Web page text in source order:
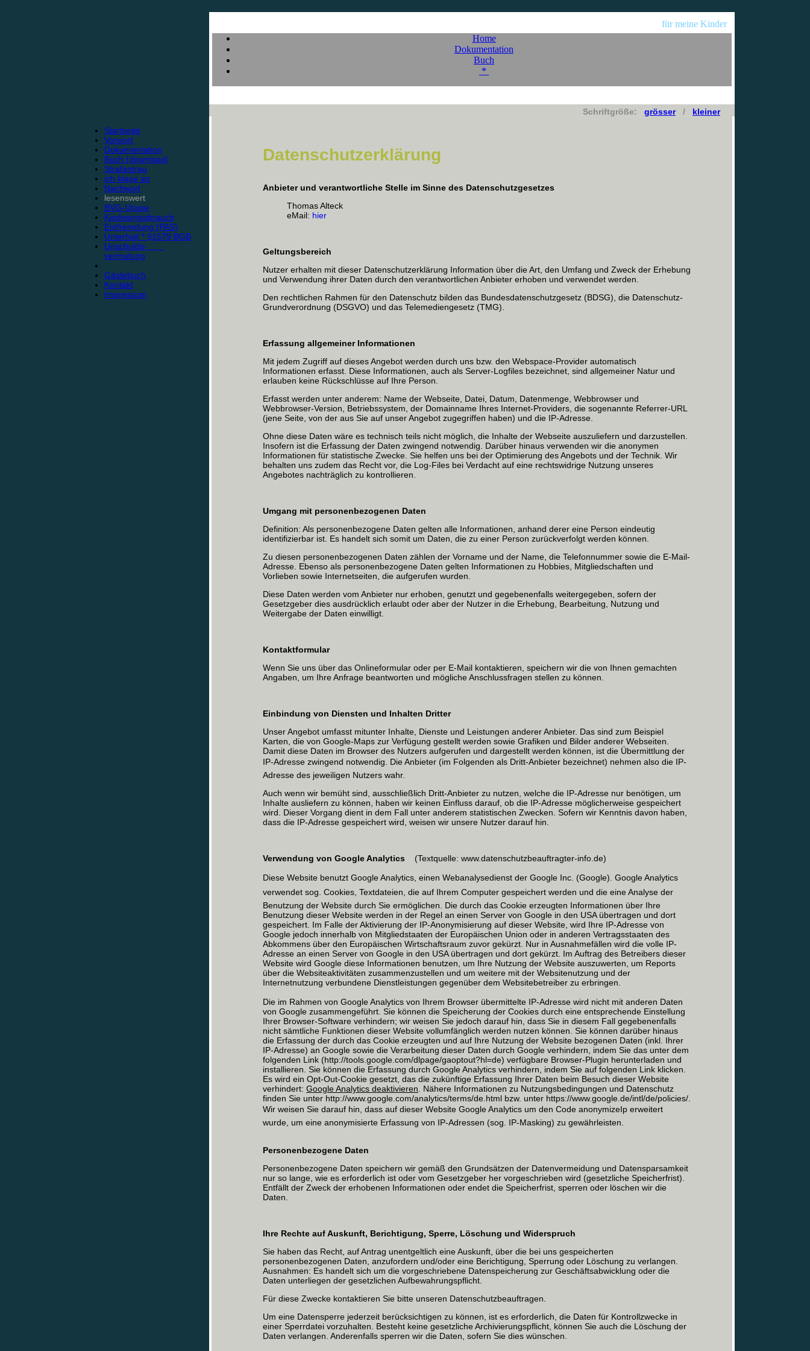
für meine Kinder
Home
Dokumentation
Buch
*
Startseite
Vorwort
Dokumentation
Buch (download)
Strafantrag
ich klage an
Nachwort
lesenswert
BVG-Utopie
Kindesmissbrauch
Entfremdung (PAS)
Unterhalt * §1579 BGB
Unschulds-
vermutung
Gästebuch
Kontakt
Impressum
Schriftgröße: grösser/ kleiner
Datenschutzerklärung
Anbieter und verantwortliche Stelle im Sinne des Datenschutzgesetzes
Thomas Alteck
eMail: hier
Geltungsbereich
Nutzer erhalten mit dieser Datenschutzerklärung Information über die Art, den Umfang und Zweck der Erhebung
und Verwendung ihrer Daten durch den verantwortlichen Anbieter erhoben und verwendet werden.
Den rechtlichen Rahmen für den Datenschutz bilden das Bundesdatenschutzgesetz (BDSG), die Datenschutz-
Grundverordnung (DSGVO) und das Telemediengesetz (TMG).
Erfassung allgemeiner Informationen
Mit jedem Zugriff auf dieses Angebot werden durch uns bzw. den Webspace-Provider automatisch
Informationen erfasst. Diese Informationen, auch als Server-Logfiles bezeichnet, sind allgemeiner Natur und
erlauben keine Rückschlüsse auf Ihre Person.
Erfasst werden unter anderem: Name der Webseite, Datei, Datum, Datenmenge, Webbrowser und
Webbrowser-Version, Betriebssystem, der Domainname Ihres Internet-Providers, die sogenannte Referrer-URL
(jene Seite, von der aus Sie auf unser Angebot zugegriffen haben) und die IP-Adresse.
Ohne diese Daten wäre es technisch teils nicht möglich, die Inhalte der Webseite auszuliefern und darzustellen.
Insofern ist die Erfassung der Daten zwingend notwendig. Darüber hinaus verwenden wir die anonymen
Informationen für statistische Zwecke. Sie helfen uns bei der Optimierung des Angebots und der Technik. Wir
behalten uns zudem das Recht vor, die Log-Files bei Verdacht auf eine rechtswidrige Nutzung unseres
Angebotes nachträglich zu kontrollieren.
Umgang mit personenbezogenen Daten
Definition: Als personenbezogene Daten gelten alle Informationen, anhand derer eine Person eindeutig
identifizierbar ist. Es handelt sich somit um Daten, die zu einer Person zurückverfolgt werden können.
Zu diesen personenbezogenen Daten zählen der Vorname und der Name, die Telefonnummer sowie die E-Mail-
Adresse. Ebenso als personenbezogene Daten gelten Informationen zu Hobbies, Mitgliedschaften und
Vorlieben sowie Internetseiten, die aufgerufen wurden.
Diese Daten werden vom Anbieter nur erhoben, genutzt und gegebenenfalls weitergegeben, sofern der
Gesetzgeber dies ausdrücklich erlaubt oder aber der Nutzer in die Erhebung, Bearbeitung, Nutzung und
Weitergabe der Daten einwilligt.
Kontaktformular
Wenn Sie uns über das Onlineformular oder per E-Mail kontaktieren, speichern wir die von Ihnen gemachten
Angaben, um Ihre Anfrage beantworten und mögliche Anschlussfragen stellen zu können.
Einbindung von Diensten und Inhalten Dritter
Unser Angebot umfasst mitunter Inhalte, Dienste und Leistungen anderer Anbieter. Das sind zum Beispiel
Karten, die von Google-Maps zur Verfügung gestellt werden sowie Grafiken und Bilder anderer Webseiten.
Damit diese Daten im Browser des Nutzers aufgerufen und dargestellt werden können, ist die Übermittlung der
IP-Adresse zwingend notwendig. Die Anbieter (im Folgenden als Dritt-Anbieter bezeichnet) nehmen also die IP-
Adresse des jeweiligen Nutzers wahr.
Auch wenn wir bemüht sind, ausschließlich Dritt-Anbieter zu nutzen, welche die IP-Adresse nur benötigen, um
Inhalte ausliefern zu können, haben wir keinen Einfluss darauf, ob die IP-Adresse möglicherweise gespeichert
wird. Dieser Vorgang dient in dem Fall unter anderem statistischen Zwecken. Sofern wir Kenntnis davon haben,
dass die IP-Adresse gespeichert wird, weisen wir unsere Nutzer darauf hin.
Verwendung von Google Analytics
(Textquelle: www.datenschutzbeauftragter-info.de)
Diese Website benutzt Google Analytics, einen Webanalysedienst der Google Inc. (Google). Google Analytics
verwendet sog. Cookies, Textdateien, die auf Ihrem Computer gespeichert werden und die eine Analyse der
Benutzung der Website durch Sie ermöglichen. Die durch das Cookie erzeugten Informationen über Ihre
Benutzung dieser Website werden in der Regel an einen Server von Google in den USA übertragen und dort
gespeichert. Im Falle der Aktivierung der IP-Anonymisierung auf dieser Website, wird Ihre IP-Adresse von
Google jedoch innerhalb von Mitgliedstaaten der Europäischen Union oder in anderen Vertragsstaaten des
Abkommens über den Europäischen Wirtschaftsraum zuvor gekürzt. Nur in Ausnahmefällen wird die volle IP-
Adresse an einen Server von Google in den USA übertragen und dort gekürzt. Im Auftrag des Betreibers dieser
Website wird Google diese Informationen benutzen, um Ihre Nutzung der Website auszuwerten, um Reports
über die Websiteaktivitäten zusammenzustellen und um weitere mit der Websitenutzung und der
Internetnutzung verbundene Dienstleistungen gegenüber dem Websitebetreiber zu erbringen.
Die im Rahmen von Google Analytics von Ihrem Browser übermittelte IP-Adresse wird nicht mit anderen Daten
von Google zusammengeführt. Sie können die Speicherung der Cookies durch eine entsprechende Einstellung
Ihrer Browser-Software verhindern; wir weisen Sie jedoch darauf hin, dass Sie in diesem Fall gegebenenfalls
nicht sämtliche Funktionen dieser Website vollumfänglich werden nutzen können. Sie können darüber hinaus
die Erfassung der durch das Cookie erzeugten und auf Ihre Nutzung der Website bezogenen Daten (inkl. Ihrer
IP-Adresse) an Google sowie die Verarbeitung dieser Daten durch Google verhindern, indem Sie das unter dem
folgenden Link (http://tools.google.com/dlpage/gaoptout?hl=de) verfügbare Browser-Plugin herunterladen und
installieren. Sie können die Erfassung durch Google Analytics verhindern, indem Sie auf folgenden Link klicken.
Es wird ein Opt-Out-Cookie gesetzt, das die zukünftige Erfassung Ihrer Daten beim Besuch dieser Website
verhindert: Google Analytics deaktivieren . Nähere Informationen zu Nutzungsbedingungen und Datenschutz
finden Sie unter http://www.google.com/analytics/terms/de.html bzw. unter https://www.google.de/intl/de/policies/.
Wir weisen Sie darauf hin, dass auf dieser Website Google Analytics um den Code anonymizeIp erweitert
wurde, um eine anonymisierte Erfassung von IP-Adressen (sog. IP-Masking) zu gewährleisten.
Personenbezogene Daten
Personenbezogene Daten speichern wir gemäß den Grundsätzen der Datenvermeidung und Datensparsamkeit
nur so lange, wie es erforderlich ist oder vom Gesetzgeber her vorgeschrieben wird (gesetzliche Speicherfrist).
Entfällt der Zweck der erhobenen Informationen oder endet die Speicherfrist, sperren oder löschen wir die
Daten.
Ihre Rechte auf Auskunft, Berichtigung, Sperre, Löschung und Widerspruch
Sie haben das Recht, auf Antrag unentgeltlich eine Auskunft, über die bei uns gespeicherten
personenbezogenen Daten, anzufordern und/oder eine Berichtigung, Sperrung oder Löschung zu verlangen.
Ausnahmen: Es handelt sich um die vorgeschriebene Datenspeicherung zur Geschäftsabwicklung oder die
Daten unterliegen der gesetzlichen Aufbewahrungspflicht.
Für diese Zwecke kontaktieren Sie bitte unseren Datenschutzbeauftragen.
Um eine Datensperre jederzeit berücksichtigen zu können, ist es erforderlich, die Daten für Kontrollzwecke in
einer Sperrdatei vorzuhalten. Besteht keine gesetzliche Archivierungspflicht, können Sie auch die Löschung der
Daten verlangen. Anderenfalls sperren wir die Daten, sofern Sie dies wünschen.